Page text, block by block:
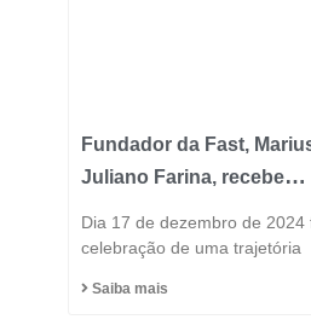
Fundador da Fast,
Juliano Farina, recebe
Honorário do Município
Dia 17 de dezembro de 2024
celebração de uma trajetória
Saiba mais